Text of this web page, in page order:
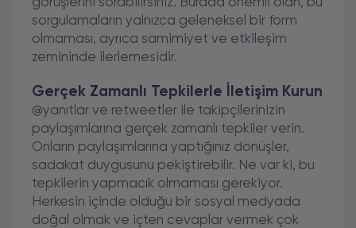
görüşlerini sorabilirsiniz. Burada önemli olan, bu
sorgulamaların yalnızca geleneksel bir form
olmaması, ayrıca samimiyet ve etkileşim
zemininde ilerlemesidir.
Gerçek Zamanlı Tepkilerle İletişim Kurun
@yanıtlar ve retweetler ile takipçilerinizin
paylaşımlarına gerçek zamanlı tepkiler verin.
Onların paylaşımlarına yaptığınız dönüşler,
sadakat duygusunu pekiştirebilir. Ne var ki, bu
tepkilerin yapmacık olmaması gerekiyor.
Herkesin içinde olduğu bir sosyal medyada
doğal olmak ve içten cevaplar vermek çok